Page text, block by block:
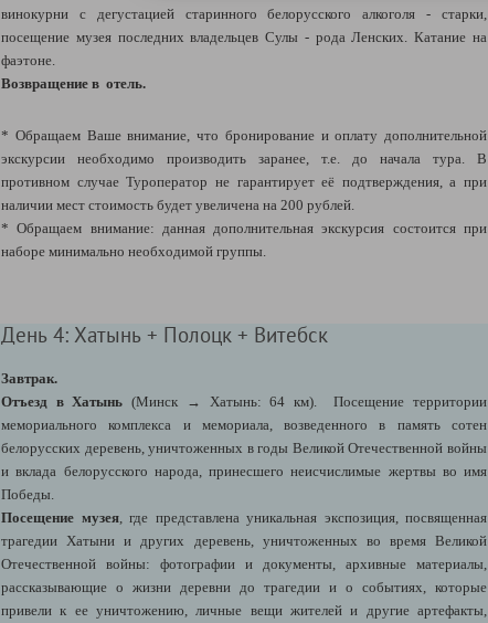
винокурни с дегустацией старинного белорусского алкоголя - старки,
посещение музея последних владельцев Сулы - рода Ленских. Катание на
фаэтоне.
Возвращение в отель.
* Обращаем Ваше внимание, что бронирование и оплату дополнительной
экскурсии необходимо производить заранее, т.е. до начала тура. В
противном случае Туроператор не гарантирует её подтверждения, а при
наличии мест стоимость будет увеличена на 200 рублей.
* Обращаем внимание: данная дополнительная экскурсия состоится при
наборе минимально необходимой группы.
День 4: Хатынь + Полоцк + Витебск
Завтрак.
Отъезд в Хатынь(Минск → Хатынь: 64 км). Посещение территории
мемориального комплекса и мемориала, возведенного в память сотен
белорусских деревень, уничтоженных в годы Великой Отечественной войны
и вклада белорусского народа, принесшего неисчислимые жертвы во имя
Победы.
Посещение музея, где представлена уникальная экспозиция, посвященная
трагедии Хатыни и других деревень, уничтоженных во время Великой
Отечественной войны: фотографии и документы, архивные материалы,
рассказывающие о жизни деревни до трагедии и о событиях, которые
привели к ее уничтожению, личные вещи жителей и другие артефакты,